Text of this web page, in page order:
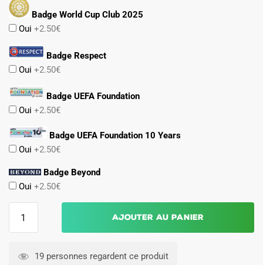
Badge World Cup Club 2025
Oui +2.50€
Badge Respect
Oui +2.50€
Badge UEFA Foundation
Oui +2.50€
Badge UEFA Foundation 10 Years
Oui +2.50€
Badge Beyond
Oui +2.50€
PSG
Ajouter au panier
19 personnes regardent ce produit